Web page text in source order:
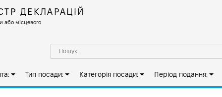
ДЕКЛАРАЦІЙ
або місцевого
Тип посади: Категорія посади: Період подання: